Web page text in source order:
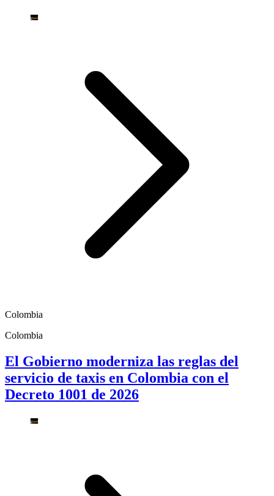
Colombia
Colombia
El Gobierno moderniza las reglas del
servicio de taxis en Colombia con el
Decreto 1001 de 2026